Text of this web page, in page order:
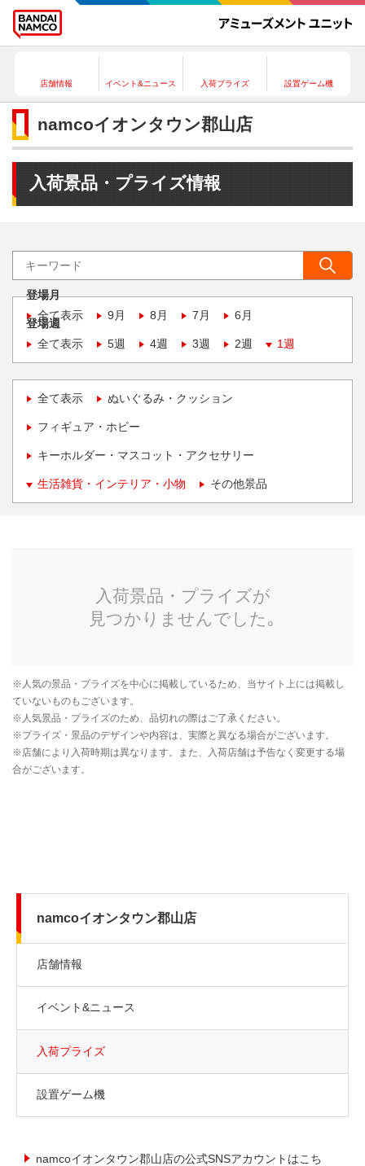
店舗情報 イベント&ニュース 入荷プライズ 設置ゲーム機
namcoイオンタウン郡山店
入荷景品・プライズ情報
登場月
全て表示
9月 8月 7月 6月
登場週
全て表示
5週 4週 3週 2週 1週
全て表示 ぬいぐるみ・クッション
フィギュア・ホビー
キーホルダー・マスコット・アクセサリー
生活雑貨・インテリア・小物 その他景品
namcoイオンタウン郡山店
店舗情報
イベント&ニュース
入荷プライズ
設置ゲーム機
namcoイオンタウン郡山店の公式SNSアカウントはこち